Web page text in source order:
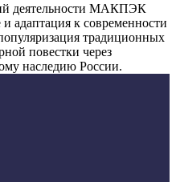
деятельности МАКПЭК
адаптация к современности
традиционных
повестки через
наследию России.